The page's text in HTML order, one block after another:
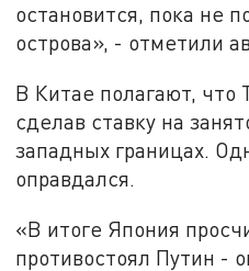
остановится, пока не
острова», - отметили
В Китае полагают, что
сделав ставку на
западных границах.
оправдался.
«В итоге Япония
противостоял Путин -